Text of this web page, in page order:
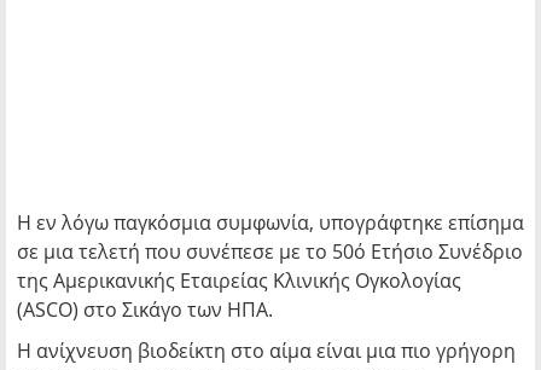
Η εν λόγω παγκόσμια συμφωνία, υπογράφτηκε επίσημα
σε μια τελετή που συνέπεσε με το 50ό Ετήσιο Συνέδριο
της Αμερικανικής Εταιρείας Κλινικής Ογκολογίας
(ASCO) στο Σικάγο των ΗΠΑ.
Η ανίχνευση βιοδείκτη στο αίμα είναι μια πιο γρήγορη